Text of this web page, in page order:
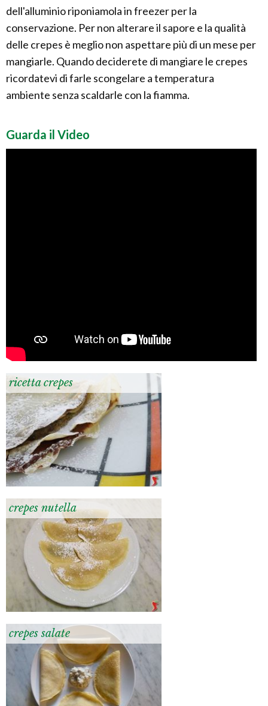
dell'alluminio riponiamola in freezer per la
conservazione. Per non alterare il sapore e la qualità
delle crepes è meglio non aspettare più di un mese per
mangiarle. Quando deciderete di mangiare le crepes
ricordatevi di farle scongelare a temperatura
ambiente senza scaldarle con la fiamma.
Guarda il Video
ricetta crepes
crepes nutella
crepes salate